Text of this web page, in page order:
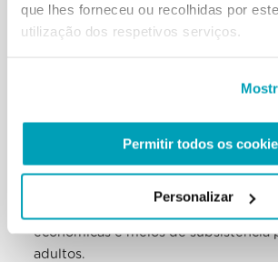
que lhes forneceu ou recolhidas por
utilização dos respetivos serviços.
Permitir todos os
Personalizar
e reconstruir as suas vidas e
destruídas pela violência cometida
ainda mais difíceis de atingir, não só
e à desvalorização da moeda do
programa visa promover a
coesão social, incentivando a
tolerância e confiança mútuas no seio
económicas e meios de subsistência
adultos.